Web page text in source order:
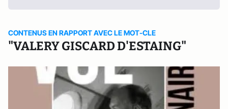
CONTENUS EN RAPPORT AVEC LE MOT-CLE
"VALERY GISCARD D'ESTAING"